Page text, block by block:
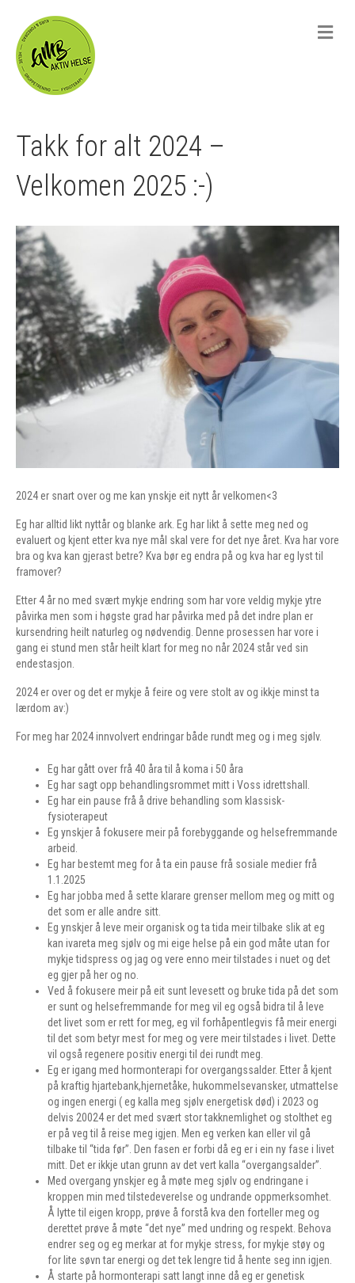
M
e
Takk for alt 2024 –
Velkomen 2025 :-)
2024 er snart over og me kan ynskje eit nytt år velkomen<3
Eg har alltid likt nyttår og blanke ark. Eg har likt å sette meg ned og
evaluert og kjent etter kva nye mål skal vere for det nye året. Kva har vore
bra og kva kan gjerast betre? Kva bør eg endra på og kva har eg lyst til
framover?
Etter 4 år no med svært mykje endring som har vore veldig mykje ytre
påvirka men som i høgste grad har påvirka med på det indre plan er
kursendring heilt naturleg og nødvendig. Denne prosessen har vore i
gang ei stund men står heilt klart for meg no når 2024 står ved sin
endestasjon.
2024 er over og det er mykje å feire og vere stolt av og ikkje minst ta
lærdom av:)
For meg har 2024 innvolvert endringar både rundt meg og i meg sjølv.
Eg har gått over frå 40 åra til å koma i 50 åra
Eg har sagt opp behandlingsrommet mitt i Voss idrettshall.
Eg har ein pause frå å drive behandling som klassisk-
fysioterapeut
Eg ynskjer å fokusere meir på forebyggande og helsefremmande
arbeid.
Eg har bestemt meg for å ta ein pause frå sosiale medier frå
1.1.2025
Eg har jobba med å sette klarare grenser mellom meg og mitt og
det som er alle andre sitt.
Eg ynskjer å leve meir organisk og ta tida meir tilbake slik at eg
kan ivareta meg sjølv og mi eige helse på ein god måte utan for
mykje tidspress og jag og vere enno meir tilstades i nuet og det
eg gjer på her og no.
Ved å fokusere meir på eit sunt levesett og bruke tida på det som
er sunt og helsefremmande for meg vil eg også bidra til å leve
det livet som er rett for meg, eg vil forhåpentlegvis få meir energi
til det som betyr mest for meg og vere meir tilstades i livet. Dette
vil også regenere positiv energi til dei rundt meg.
Eg er igang med hormonterapi for overgangssalder. Etter å kjent
på kraftig hjartebank,hjernetåke, hukommelsevansker, utmattelse
og ingen energi ( eg kalla meg sjølv energetisk død) i 2023 og
delvis 20024 er det med svært stor takknemlighet og stolthet eg
er på veg til å reise meg igjen. Men eg verken kan eller vil gå
tilbake til “tida før”. Den fasen er forbi då eg er i ein ny fase i livet
mitt. Det er ikkje utan grunn av det vert kalla “overgangsalder”.
Med overgang ynskjer eg å møte meg sjølv og endringane i
kroppen min med tilstedeverelse og undrande oppmerksomhet.
Å lytte til eigen kropp, prøve å forstå kva den forteller meg og
derettet prøve å møte “det nye” med undring og respekt. Behova
endrer seg og eg merkar at for mykje stress, for mykje støy og
for lite søvn tar energi og det tek lengre tid å hente seg inn igjen.
Å starte på hormonterapi satt langt inne då eg er genetisk